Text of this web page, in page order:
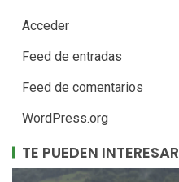
Acceder
Feed de entradas
Feed de comentarios
WordPress.org
TE PUEDEN INTERESAR